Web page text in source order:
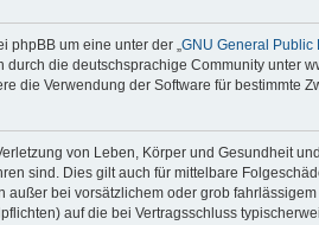
um eine unter der „ GNU General Public
die deutschsprachige Community unter
die Verwendung der Software für bestimmte
von Leben, Körper und Gesundheit
sind. Dies gilt auch für mittelbare
außer bei vorsätzlichem oder grob
auf die bei Vertragsschluss